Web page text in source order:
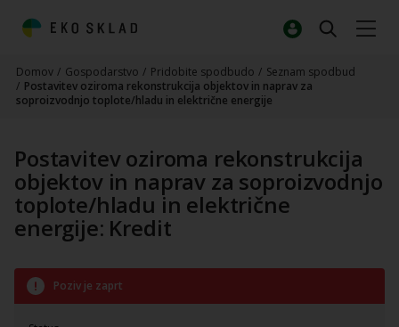
Domov / Gospodarstvo / Pridobite spodbudo / Seznam spodbud
/ Postavitev oziroma rekonstrukcija objektov in naprav za
soproizvodnjo toplote/hladu in električne energije
Postavitev oziroma rekonstrukcija
objektov in naprav za soproizvodnjo
toplote/hladu in električne
energije: Kredit
Poziv je zaprt